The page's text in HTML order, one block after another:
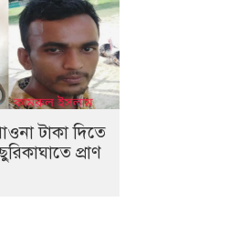
টাকা দিতে
প্রাণ